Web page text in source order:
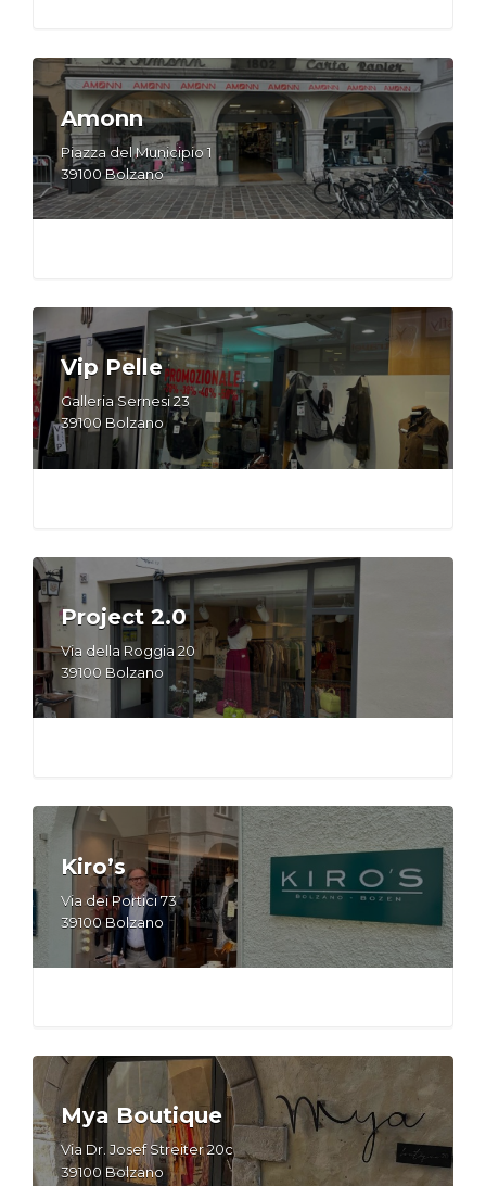
Amonn
Piazza del Municipio 1
39100 Bolzano
Vip Pelle
Galleria Sernesi 23
39100 Bolzano
Project 2.0
Via della Roggia 20
39100 Bolzano
Kiro’s
Via dei Portici 73
39100 Bolzano
Mya Boutique
Via Dr. Josef Streiter 20c
39100 Bolzano